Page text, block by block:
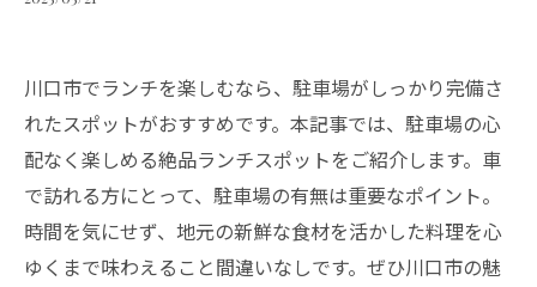
川口市でランチを楽しむなら、駐車場がしっかり完備さ
れたスポットがおすすめです。本記事では、駐車場の心
配なく楽しめる絶品ランチスポットをご紹介します。車
で訪れる方にとって、駐車場の有無は重要なポイント。
時間を気にせず、地元の新鮮な食材を活かした料理を心
ゆくまで味わえること間違いなしです。ぜひ川口市の魅